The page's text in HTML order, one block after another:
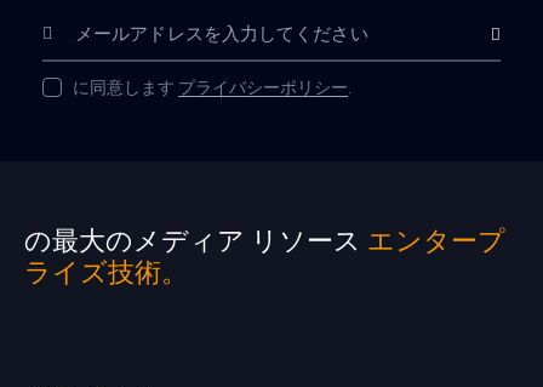
購読
に同意します プライバシーポリシー.
の最大のメディア リソース エンタープ
ライズ技術。